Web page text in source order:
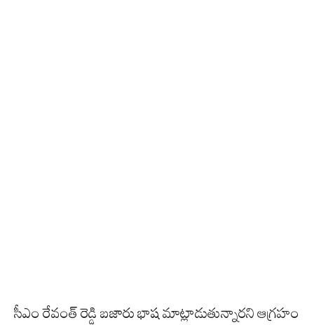
సీఎం రేవంత్ రెడ్డి బజారు భాష మాట్లాడుతున్నారని ఆగ్రహం